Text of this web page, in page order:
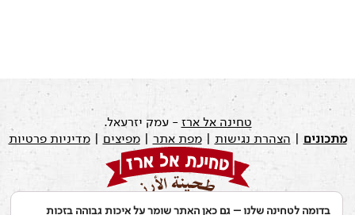
טחינה אל ארז- עמק יזרעאל.
מתכונים | הצהרת נגישות |מפת אתר |מפיצים |מדיניות פרטיות
בדומה לטחינה שלנו – גם כאן האתר שומר על איכות גבוהה בזכות